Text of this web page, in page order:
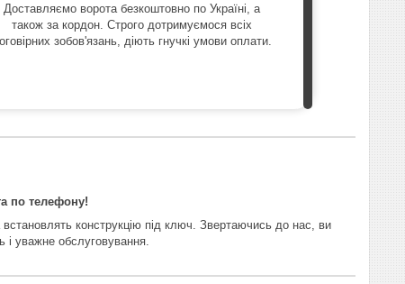
Доставляємо ворота безкоштовно по Україні, а
також за кордон. Строго дотримуємося всіх
зобов'язань, діють гнучкі умови оплати.
по телефону!
встановлять конструкцію під ключ. Звертаючись до нас, ви
і уважне обслуговування.